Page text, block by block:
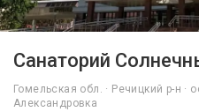
Санаторий
Гомельская обл. · Речицкий р-н ·
Александровка